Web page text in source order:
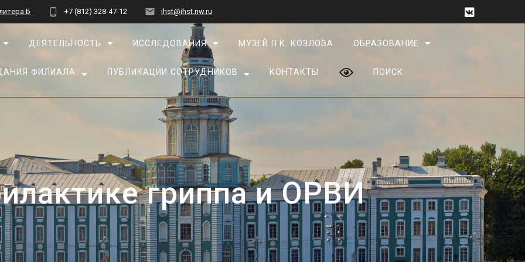
Б +7 (812) 328-47-12 ihst@ihst.nw.ru
ДЕЯТЕЛЬНОСТЬ ИССЛЕДОВАНИЯ МУЗЕЙ П.К. КОЗЛОВА ОБРАЗОВАНИЕ
ФИЛИАЛА ПУБЛИКАЦИИ СОТРУДНИКОВ КОНТАКТЫ ПОИСК
гриппа и ОРВИ